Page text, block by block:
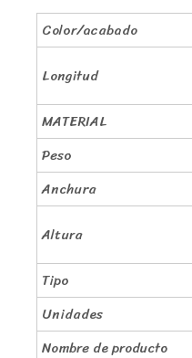
Color/acabado
Longitud
MATERIAL
Peso
Anchura
Altura
Tipo
Unidades
Nombre de producto